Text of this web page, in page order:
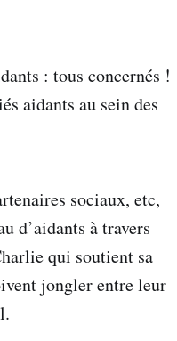
: tous concernés !
aidants au sein des
sociaux, etc,
d’aidants à travers
qui soutient sa
jongler entre leur